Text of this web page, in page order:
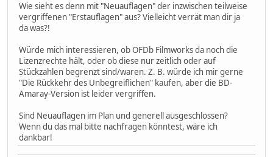
Wie sieht es denn mit "Neuauflagen" der inzwischen teilweise
vergriffenen "Erstauflagen" aus? Vielleicht verrät man dir ja
da was?!
Würde mich interessieren, ob OFDb Filmworks da noch die
Lizenzrechte hält, oder ob diese nur zeitlich oder auf
Stückzahlen begrenzt sind/waren. Z. B. würde ich mir gerne
"Die Rückkehr des Unbegreiflichen" kaufen, aber die BD-
Amaray-Version ist leider vergriffen.
Sind Neuauflagen im Plan und generell ausgeschlossen?
Wenn du das mal bitte nachfragen könntest, wäre ich
dankbar!